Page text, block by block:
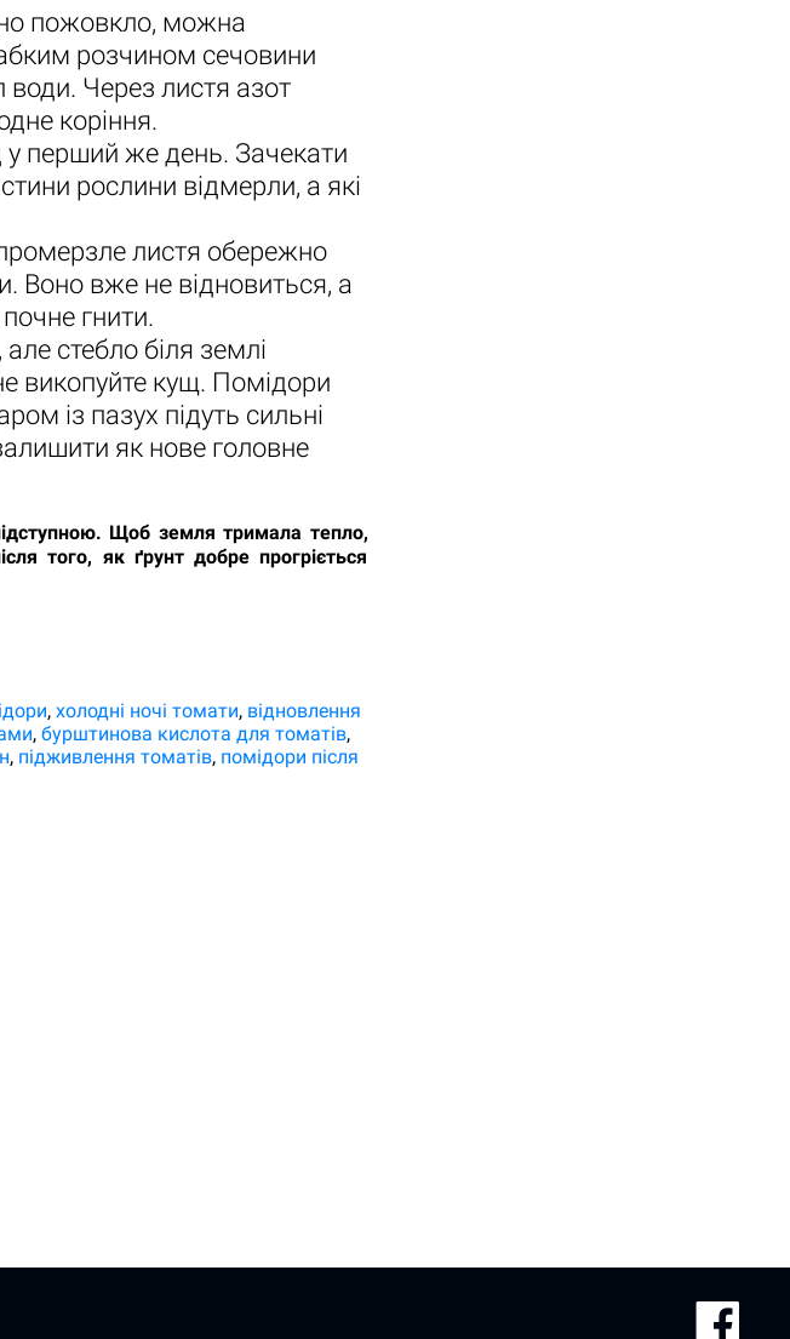
пожовкло, можна
розчином сечовини
води. Через листя азот
коріння.
у перший же день. Зачекати
рослини відмерли, а які
листя обережно
Воно вже не відновиться, а
гнити.
стебло біля землі
викопуйте кущ. Помідори
із пазух підуть сильні
як нове головне
Щоб земля тримала тепло,
того, як ґрунт добре прогріється
холодні ночі томати відновлення
бурштинова кислота для томатів
підживлення томатів помідори після